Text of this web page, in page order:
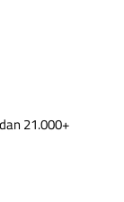
21.000+